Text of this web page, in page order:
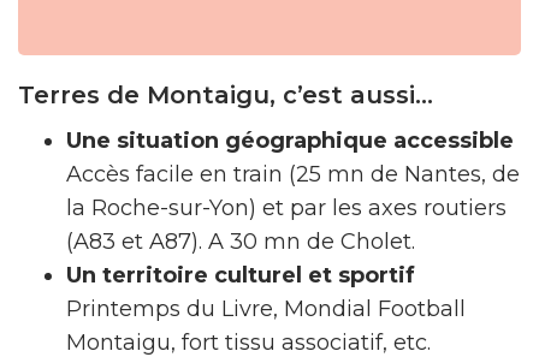
Terres de Montaigu, c’est aussi…
Une situation géographique accessible
Accès facile en train (25 mn de Nantes, de
la Roche-sur-Yon) et par les axes routiers
(A83 et A87). A 30 mn de Cholet.
Un territoire culturel et sportif
Printemps du Livre, Mondial Football
Montaigu, fort tissu associatif, etc.